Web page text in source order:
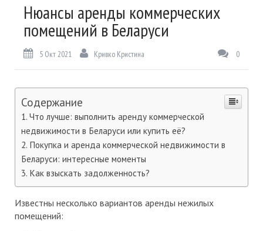
Нюансы аренды коммерческих
помещений в Беларуси
5 Окт 2021 Кривко Кристина 0
Содержание
Что лучше: выполнить аренду коммерческой
недвижимости в Беларуси или купить её?
Покупка и аренда коммерческой недвижимости в
Беларуси: интересные моменты
Как взыскать задолженность?
Известны несколько вариантов аренды нежилых
помещений: